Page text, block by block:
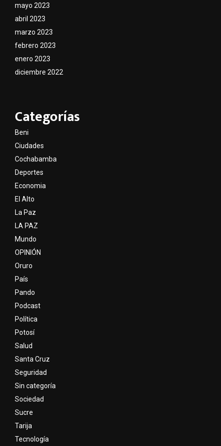
mayo 2023
abril 2023
marzo 2023
febrero 2023
enero 2023
diciembre 2022
Categorías
Beni
Ciudades
Cochabamba
Deportes
Economia
El Alto
La Paz
LA PAZ
Mundo
OPINIÓN
Oruro
País
Pando
Podcast
Política
Potosí
Salud
Santa Cruz
Seguridad
Sin categoría
Sociedad
Sucre
Tarija
Tecnología